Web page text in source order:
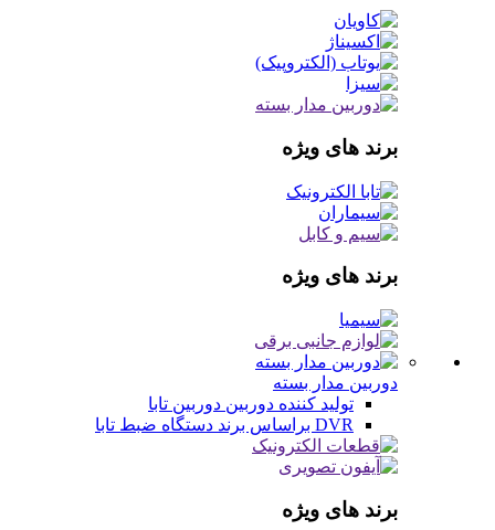
برند های ویژه
برند های ویژه
دوربین مدار بسته
تولید کننده دوربین دوربین تابا
DVR براساس برند
دستگاه ضبط تابا
برند های ویژه